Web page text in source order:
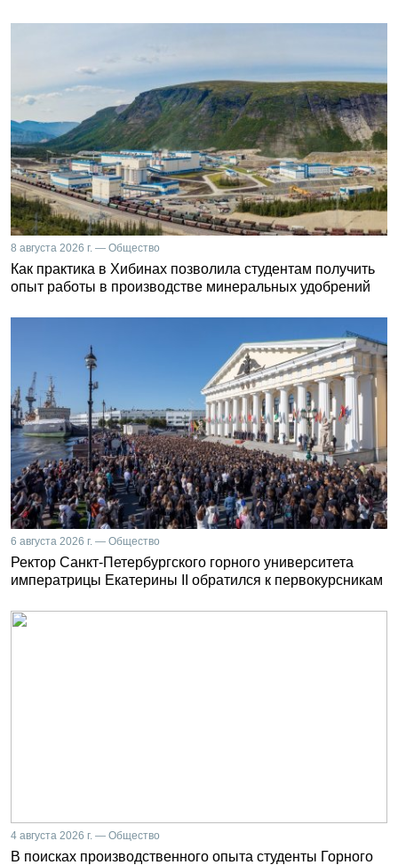
8 августа 2026 г. — Общество
Как практика в Хибинах позволила студентам получить
опыт работы в производстве минеральных удобрений
6 августа 2026 г. — Общество
Ректор Санкт-Петербургского горного университета
императрицы Екатерины II обратился к первокурсникам
4 августа 2026 г. — Общество
В поисках производственного опыта студенты Горного